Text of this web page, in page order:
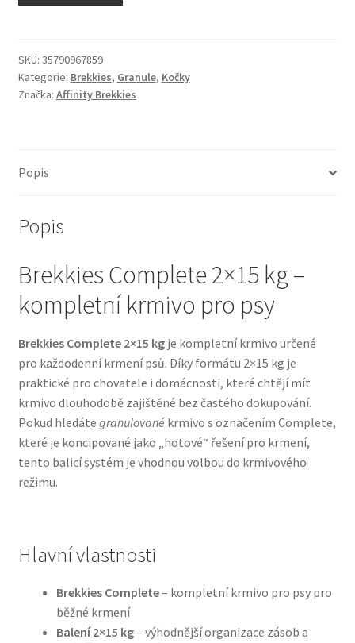
Odpočívadla pro kočky
Pamlsky pro kočky
Škrabadla pro kočky
Veterinární dieta pro kočky
Vše pro psy — Krmivo, doplňky, vybavení
Boudy a výběhy
Bozita pro psy — Švédské krmivo s nordickou kvalitou
Brit pro psy
Granule pro psy
Hill’s pro psy
SKU: 35790967859
Kategorie: Brekkies, Granule, Kočky
Značka: Affinity Brekkies
Popis
Popis
Brekkies Complete 2×15 kg –
kompletní krmivo pro psy
Brekkies Complete 2×15 kgje kompletní krmivo určené
pro každodenní krmení psů. Díky formátu 2×15 kg je
praktické pro chovatele i domácnosti, které chtějí mít
krmivo dlouhodobě zajištěné bez častého dokupování.
Pokud hledáte granulovanékrmivo s označením Complete,
které je koncipované jako „hotové“ řešení pro krmení,
tento balicí systém je vhodnou volbou do krmivového
režimu.
Hlavní vlastnosti
Brekkies Complete– kompletní krmivo pro psy pro
běžné krmení
Balení 2×15 kg– výhodnější organizace zásob a